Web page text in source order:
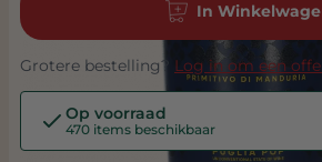
In
Grotere bestelling? Log in om een
Op voorraad
470 items beschikbaar